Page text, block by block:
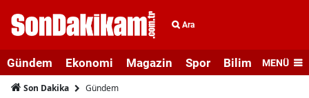
Ara
Gündem Ekonomi Magazin Spor Bilim veMENÜ
Son Dakika Gündem